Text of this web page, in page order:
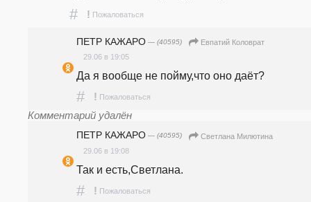
# ! Пожаловаться
ПЕТР КАЖАРО — (40595)
Евпатий Коловрат
29.06 в 19:05
Да я вообще не пойму,что оно даёт?
# ! Пожаловаться
Комментарий удалён
ПЕТР КАЖАРО — (40595)
Светлана Милютина
29.06 в 19:08
Так и есть,Светлана.
# ! Пожаловаться